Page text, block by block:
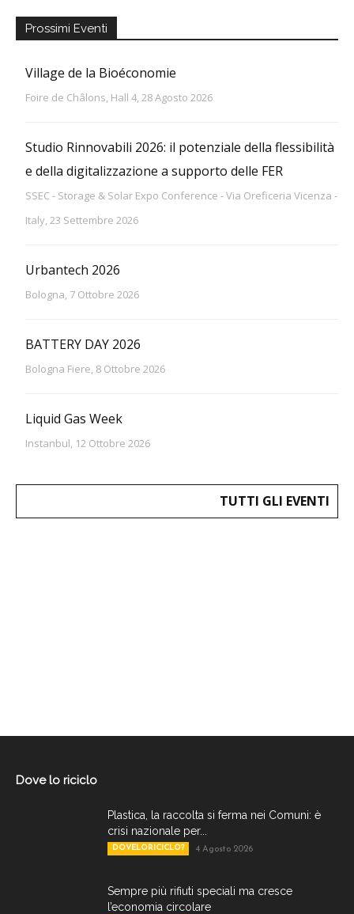
Prossimi Eventi
Village de la Bioéconomie
Foire de Châlons, Hall 4, 28 Agosto 2026
Studio Rinnovabili 2026: il potenziale della flessibilità
e della digitalizzazione a supporto delle FER
SSEC - Storage & Solar Expo Conference - Via Oreficeria Vicenza -
Italy, 23 Settembre 2026
Urbantech 2026
Bologna, 7 Ottobre 2026
BATTERY DAY 2026
Bologna Fiere, 8 Ottobre 2026
Liquid Gas Week
Instanbul, 12 Ottobre 2026
TUTTI GLI EVENTI
Dove lo riciclo
Plastica, la raccolta si ferma nei Comuni: è
crisi nazionale per...
DOVELORICICLO? 4 Agosto 2026
Sempre più rifiuti speciali ma cresce
l’economia circolare